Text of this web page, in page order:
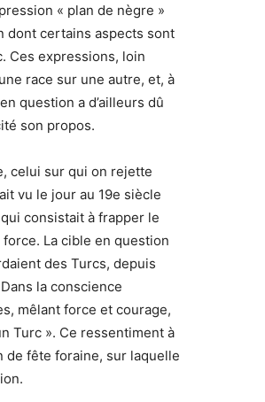
« plan de nègre »
dont certains aspects sont
Ces expressions, loin
race sur une autre, et, à
question a d’ailleurs dû
son propos.
celui sur qui on rejette
vu le jour au 19e siècle
consistait à frapper le
La cible en question
des Turcs, depuis
la conscience
mêlant force et courage,
Turc ». Ce ressentiment à
de fête foraine, sur laquelle